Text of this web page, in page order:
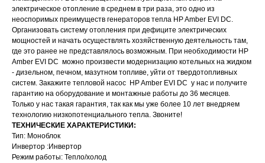
электрическое отопление в среднем в три раза, это одно из
неоспоримых преимуществ генераторов тепла HP Amber EVI DC.
Организовать систему отопления при дефиците электрических
мощностей и начать осуществлять хозяйственную деятельность там,
где это ранее не представлялось возможным. При необходимости HP
Amber EVI DC можно произвести модернизацию котельных на жидком
- дизельном, печном, мазутном топливе, уйти от твердотопливных
систем. Закажите тепловой насос HP Amber EVI DC у нас и получите
гарантию на оборудование и монтажные работы до 36 месяцев.
Только у нас такая гарантия, так как мы уже более 10 лет внедряем
технологию низкопотенциального тепла. Звоните!
ТЕХНИЧЕСКИЕ ХАРАКТЕРИСТИКИ:
Тип: Моноблок
Инвертор :Инвертор
Режим работы: Тепло/холод